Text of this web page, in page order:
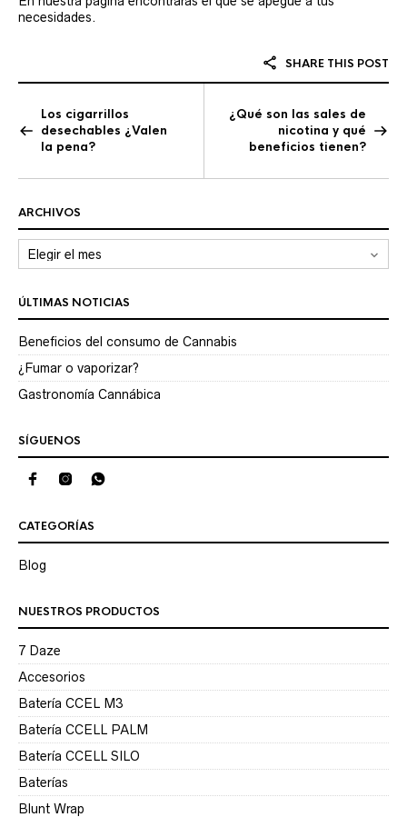
necesidades.
SHARE THIS POST
Los cigarrillos
desechables ¿Valen
la pena?
¿Qué son las sales de
nicotina y qué
beneficios tienen?
ARCHIVOS
Archivos
ÚLTIMAS NOTICIAS
Beneficios del consumo de Cannabis
¿Fumar o vaporizar?
Gastronomía Cannábica
SÍGUENOS
CATEGORÍAS
Blog
NUESTROS PRODUCTOS
7 Daze
Accesorios
Batería CCEL M3
Batería CCELL PALM
Batería CCELL SILO
Baterías
Blunt Wrap